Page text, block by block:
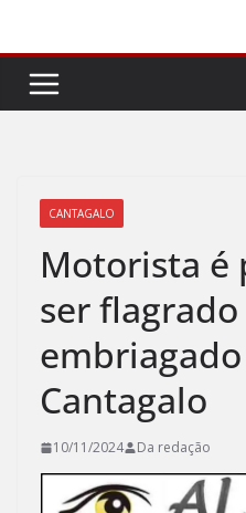
conteúdo
CANTAGALO
Motorista é
ser
Cantagalo
10/11/2024 Da redação